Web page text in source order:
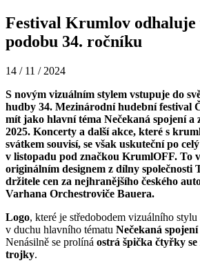
Festival Krumlov
podobu 34. ročníku
14 / 11 / 2024
S novým vizuálním stylem vstupuje do
hudby 34. Mezinárodní hudební festival
mít jako hlavní téma Nečekaná spojení a
2025. Koncerty a další akce, které s
svátkem souvisí, se však uskuteční po
v listopadu pod značkou KrumlOFF. To
originálním designem z dílny společnosti
držitele cen za nejhranějšího českého
Varhana Orchestroviče Bauera.
Logo, které je středobodem vizuálního
v duchu hlavního tématu Nečekaná spojení
Nenásilně se prolíná ostrá špička čtyřky
trojky.